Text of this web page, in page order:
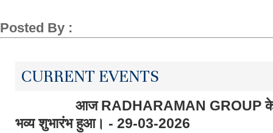
Posted By :
CURRENT EVENTS
आज RADHARAMAN GROUP के
भव्य शुभारंभ हुआ। - 29-03-2026